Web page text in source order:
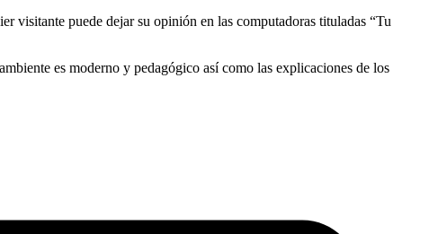
visitante puede dejar su opinión en las computadoras tituladas “Tu
es moderno y pedagógico así como las explicaciones de los